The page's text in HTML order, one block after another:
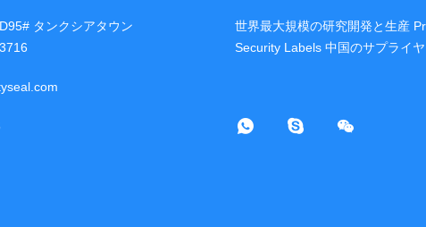
タンクシアタウン
世界最大規模の研究開発と生産
Security Labels 中国のサプライ